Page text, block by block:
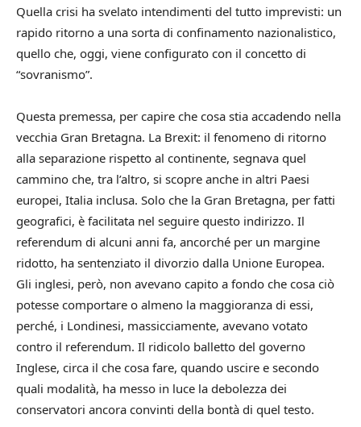
Quella crisi ha svelato intendimenti del tutto imprevisti: un
rapido ritorno a una sorta di confinamento nazionalistico,
quello che, oggi, viene configurato con il concetto di
“sovranismo”.
Questa premessa, per capire che cosa stia accadendo nella
vecchia Gran Bretagna. La Brexit: il fenomeno di ritorno
alla separazione rispetto al continente, segnava quel
cammino che, tra l’altro, si scopre anche in altri Paesi
europei, Italia inclusa. Solo che la Gran Bretagna, per fatti
geografici, è facilitata nel seguire questo indirizzo. Il
referendum di alcuni anni fa, ancorché per un margine
ridotto, ha sentenziato il divorzio dalla Unione Europea.
Gli inglesi, però, non avevano capito a fondo che cosa ciò
potesse comportare o almeno la maggioranza di essi,
perché, i Londinesi, massicciamente, avevano votato
contro il referendum. Il ridicolo balletto del governo
Inglese, circa il che cosa fare, quando uscire e secondo
quali modalità, ha messo in luce la debolezza dei
conservatori ancora convinti della bontà di quel testo.